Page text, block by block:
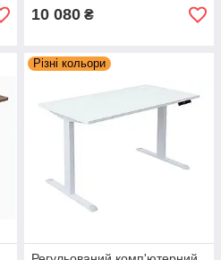
10 080 ₴
Різні кольори